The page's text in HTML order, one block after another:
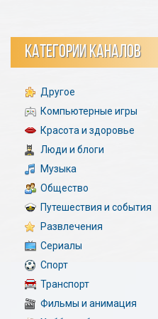
КАТЕГОРИИ КАНАЛОВ
Другое
Компьютерные игры
Красота и здоровье
Люди и блоги
Музыка
Общество
Путешествия и события
Развлечения
Сериалы
Спорт
Транспорт
Фильмы и анимация